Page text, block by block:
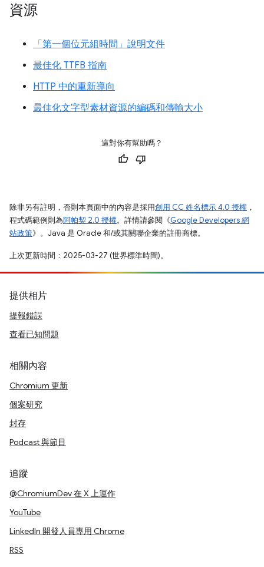
資源
「第一個位元組時間」說明文件
最佳化 TTFB 指南
HTTP 中的重新導向
最佳化文字型素材資源的編碼和傳輸大小
這對你有幫助嗎？
除非另有註明，否則本頁面中的內容是採用創用 CC 姓名標示 4.0 授權 ，
程式碼範例則為阿帕契 2.0 授權。詳情請參閱《Google Developers 網
站政策》。Java 是 Oracle 和/或其關聯企業的註冊商標。
上次更新時間：2025-03-27 (世界標準時間)。
提供相片
提報錯誤
查看已知問題
相關內容
Chromium 更新
個案研究
封存
Podcast 與節目
追蹤
@ChromiumDev 在 X 上運作
YouTube
LinkedIn 開發人員專用 Chrome
RSS